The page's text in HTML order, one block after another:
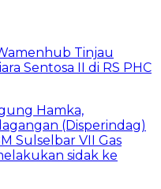
Tinjau
Sentosa II di RS PHC